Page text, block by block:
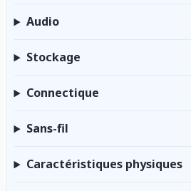
Audio
Stockage
Connectique
Sans-fil
Caractéristiques physiques